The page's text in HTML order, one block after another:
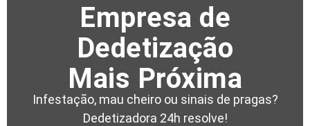
Empresa de
Dedetização
Mais Próxima
Infestação, mau cheiro ou sinais de pragas?
Dedetizadora 24h resolve!